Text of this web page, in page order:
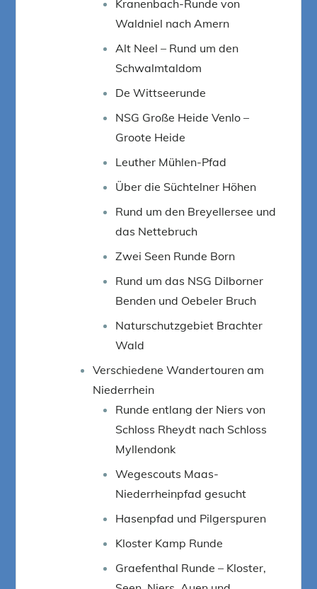
Kranenbach-Runde von
Waldniel nach Amern
Alt Neel – Rund um den
Schwalmtaldom
De Wittseerunde
NSG Große Heide Venlo –
Groote Heide
Leuther Mühlen-Pfad
Über die Süchtelner Höhen
Rund um den Breyellersee und
das Nettebruch
Zwei Seen Runde Born
Rund um das NSG Dilborner
Benden und Oebeler Bruch
Naturschutzgebiet Brachter
Wald
Verschiedene Wandertouren am
Niederrhein
Runde entlang der Niers von
Schloss Rheydt nach Schloss
Myllendonk
Wegescouts Maas-
Niederrheinpfad gesucht
Hasenpfad und Pilgerspuren
Kloster Kamp Runde
Graefenthal Runde – Kloster,